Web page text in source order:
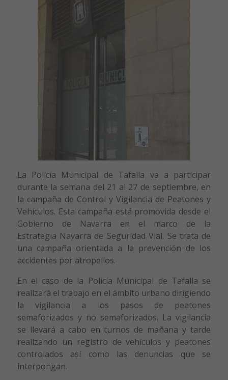
La Policía Municipal de Tafalla va a participar
durante la semana del 21 al 27 de septiembre, en
la campaña de Control y Vigilancia de Peatones y
Vehículos. Esta campaña está promovida desde el
Gobierno de Navarra en el marco de la
Estrategia Navarra de Seguridad Vial. Se trata de
una campaña orientada a la prevención de los
accidentes por atropellos.
En el caso de la Policía Municipal de Tafalla se
realizará el trabajo en el ámbito urbano dirigiendo
la vigilancia a los pasos de peatones
semaforizados y no semaforizados. La vigilancia
se llevará a cabo en turnos de mañana y tarde
realizando un registro de vehículos y peatones
controlados así como las denuncias que se
interpongan.